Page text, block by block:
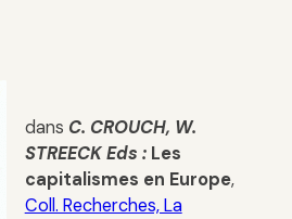
dans C. CROUCH, W.
STREECK Eds : Les
capitalismes en Europe,
Coll. Recherches, La